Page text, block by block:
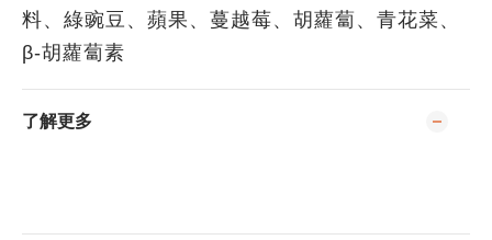
料、綠豌豆、蘋果、蔓越莓、胡蘿蔔、青花菜、
β-胡蘿蔔素
了解更多